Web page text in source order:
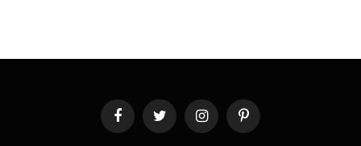
FacebookTwitter InstagramPinterest